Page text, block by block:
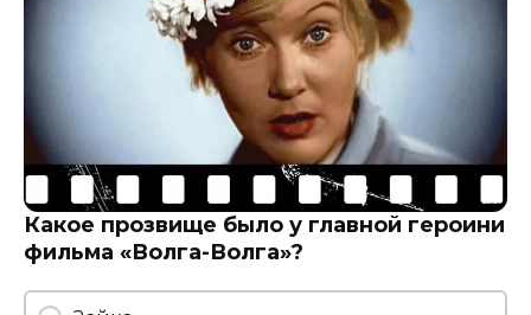
Какое прозвище было у главной героини
фильма «Волга-Волга»?